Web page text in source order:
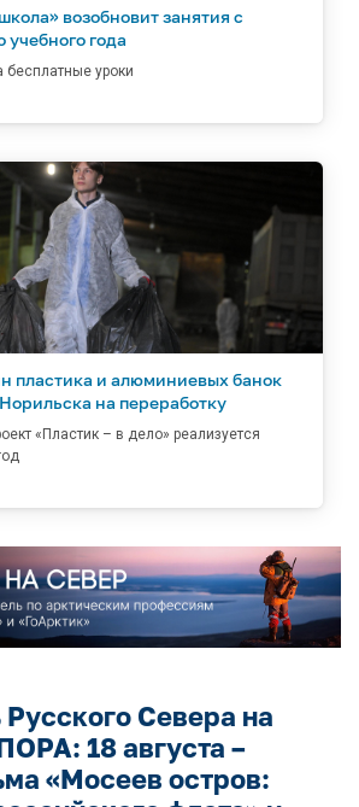
возобновит занятия с
учебного года
бесплатные уроки
пластика и алюминиевых банок
на переработку
«Пластик – в дело» реализуется
Севера на
18 августа –
«Мосеев остров: